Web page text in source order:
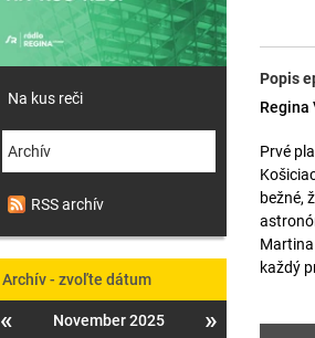
Popis
Regina
Prvé
bežné,
Martina
každý
Na kus reči
Archív
RSS archív
Archív - zvoľte dátum
« November 2025 »